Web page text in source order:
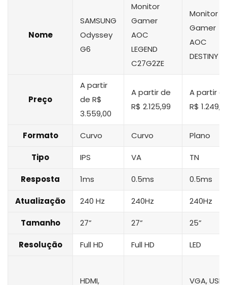
Nome
SAMSUNG
Odyssey
G6
Monitor
Gamer
AOC
LEGEND
C27G2ZE
Monitor
Gamer
AOC
DESTINY
Preço
A partir
de R$
3.559,00
A partir de
R$ 2.125,99
A partir
R$
Formato Curvo Curvo Plano
Tipo IPS VA TN
Resposta 1ms 0.5ms 0.5ms
Atualização 240 Hz 240Hz 240Hz
Tamanho 27” 27” 25”
Resolução Full HD Full HD LED
HDMI, VGA, USB,